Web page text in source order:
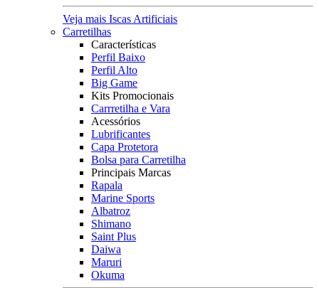
Veja mais Iscas Artificiais
Carretilhas
Características
Perfil Baixo
Perfil Alto
Big Game
Kits Promocionais
Carrretilha e Vara
Acessórios
Lubrificantes
Capa Protetora
Bolsa para Carretilha
Principais Marcas
Rapala
Marine Sports
Albatroz
Shimano
Saint Plus
Daiwa
Maruri
Okuma